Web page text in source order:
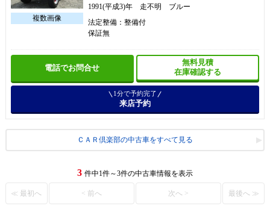
1991(平成3)年 走不明 ブルー
法定整備：整備付
保証無
電話でお問合せ
無料見積
在庫確認する
1分で予約完了
来店予約
ＣＡＲ倶楽部の中古車をすべて見る
3 件中1件～3件の中古車情報を表示
≪ 最初へ < 前へ 次へ > 最後へ ≫